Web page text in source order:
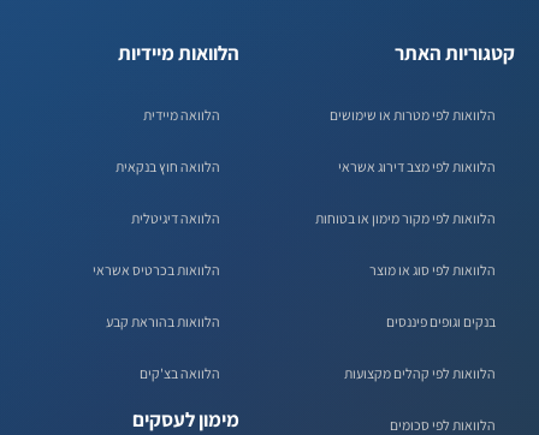
קטגוריות האתר
הלוואות לפי מטרות או שימושים
הלוואות לפי מצב דירוג אשראי
הלוואות לפי מקור מימון או בטוחות
הלוואות לפי סוג או מוצר
בנקים וגופים פיננסים
הלוואות לפי קהלים מקצועות
הלוואות לפי סכומים
הלוואות מיידיות
הלוואה מיידית
הלוואה חוץ בנקאית
הלוואה דיגיטלית
הלוואות בכרטיס אשראי
הלוואות בהוראת קבע
הלוואה בצ'קים
מימון לעסקים